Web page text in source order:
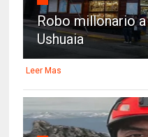
Robo millonario
Ushuaia
Leer Mas